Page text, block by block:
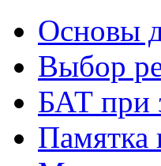
Основы
Выбор
БАТ при